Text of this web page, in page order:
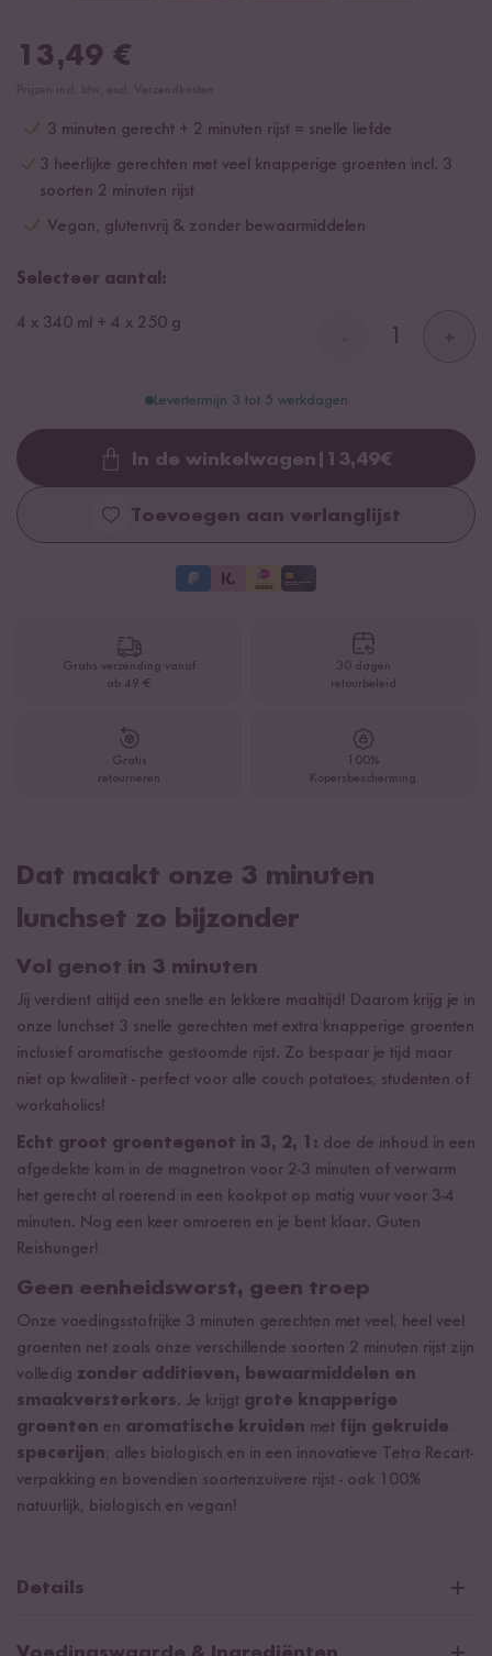
13,49 €
3 minuten gerecht + 2 minuten rijst = snelle liefde
3 heerlijke gerechten met veel knapperige groenten incl. 3
soorten 2 minuten rijst
Vegan, glutenvrij & zonder bewaarmiddelen
Selecteer aantal:
4 x 340 ml + 4 x 250 g
Levertermijn 3 tot 5 werkdagen
Loading...
In de winkelwagen 13,49€
Toevoegen aan verlanglijst
Gratis verzending vanaf
ab 49 €
30 dagen
retourbeleid
Gratis
retourneren
100%
Kopersbescherming
Dat maakt onze 3 minuten
lunchset zo bijzonder
Vol genot in 3 minuten
Jij verdient altijd een snelle en lekkere maaltijd! Daarom krijg je in
onze lunchset 3 snelle gerechten met extra knapperige groenten
inclusief aromatische gestoomde rijst. Zo bespaar je tijd maar
niet op kwaliteit - perfect voor alle couch potatoes, studenten of
workaholics!
Echt groot groentegenot in 3, 2, 1: doe de inhoud in een
afgedekte kom in de magnetron voor 2-3 minuten of verwarm
het gerecht al roerend in een kookpot op matig vuur voor 3-4
minuten. Nog een keer omroeren en je bent klaar. Guten
Reishunger!
Geen eenheidsworst, geen troep
Onze voedingsstofrijke 3 minuten gerechten met veel, heel veel
groenten net zoals onze verschillende soorten 2 minuten rijst zijn
volledig zonder additieven, bewaarmiddelen en
smaakversterkers. Je krijgt grote knapperige
groenten en aromatische kruiden met fijn gekruide
specerijen; alles biologisch en in een innovatieve Tetra Recart-
verpakking en bovendien soortenzuivere rijst - ook 100%
natuurlijk, biologisch en vegan!
Details